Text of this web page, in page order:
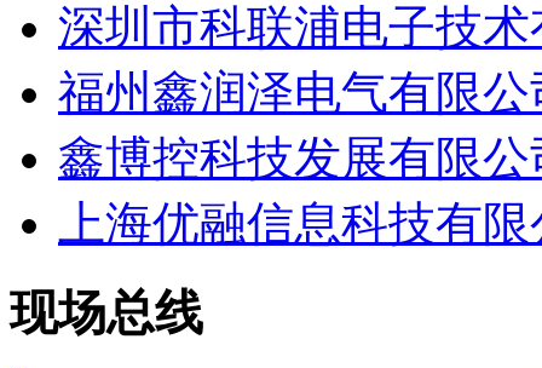
深圳市科联浦电子技
福州鑫润泽电气有限公
鑫博控科技发展有限公
上海优融信息科技有
现场总线